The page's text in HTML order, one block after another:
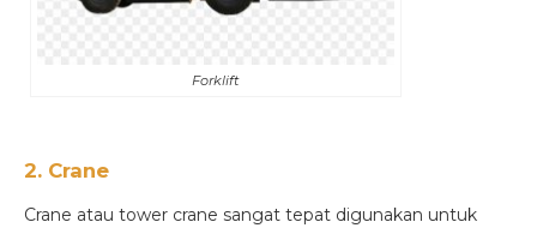
Forklift
2. Crane
Crane atau tower crane sangat tepat digunakan untuk